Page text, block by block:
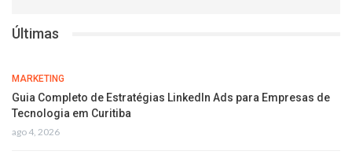
Últimas
MARKETING
Guia Completo de Estratégias LinkedIn Ads para Empresas de
Tecnologia em Curitiba
ago 4, 2026